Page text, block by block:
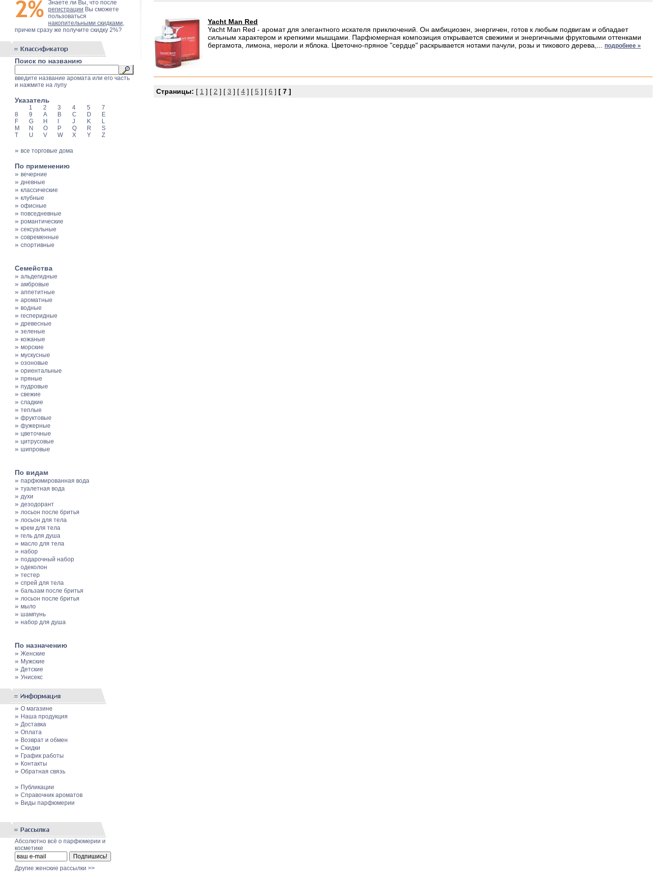
Знаете ли Вы, что после
регистрации Вы сможете
пользоваться
накопительными скидками,
причем сразу же получите скидку 2%?
Поиск по названию
введите название аромата или его часть
и нажмите на лупу
Указатель
1 2 3 4 5
7
8
9 A B C D
E
F
G H J K
L
M
N O P Q R
S
T
U V W X Y Z
» все торговые дома
По применению
» вечерние
» дневные
» классические
» клубные
» офисные
» повседневные
» романтические
» сексуальные
» современные
» спортивные
Семейства
» альдегидные
» амбровые
» аппетитные
» ароматные
» водные
» гесперидные
» древесные
» зеленые
» кожаные
» морские
» мускусные
» озоновые
» ориентальные
» пряные
» пудровые
» свежие
» сладкие
» теплые
» фруктовые
» фужерные
» цветочные
» цитрусовые
» шипровые
По видам
» парфюмированная вода
» туалетная вода
» духи
» дезодорант
» лосьон после бритья
» лосьон для тела
» крем для тела
» гель для душа
» масло для тела
» набор
» подарочный набор
» одеколон
» тестер
» спрей для тела
» бальзам после бритья
» лосьон после бритья
» мыло
» шампунь
» набор для душа
По назначению
» Женские
» Мужские
» Детские
» Унисекс
» О магазине
» Наша продукция
» Доставка
» Оплата
» Возврат и обмен
» Скидки
» График работы
» Контакты
» Обратная связь
» Публикации
» Cправочник ароматов
» Виды парфюмерии
Абсолютно всё о парфюмерии и
косметике
Другие женские рассылки >>
Yacht Man Red
Yacht Man Red - аромат для элегантного искателя приключений. Он амбициозен, энергичен, готов к любым подвигам и обладает
сильным характером и крепкими мышцами. Парфюмерная композиция открывается свежими и энергичными фруктовыми оттенками
бергамота, лимона, нероли и яблока. Цветочно-пряное "сердце" раскрывается нотами пачули, розы и тикового дерева,... подробнее »
Страницы: [ 1 ] [ 2 ] [ 3 ] [ 4 ] [ 5 ] [ 6 ] [ 7 ]